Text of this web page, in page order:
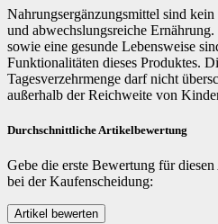
Nahrungsergänzungsmittel sind
und abwechslungsreiche
sowie eine gesunde Lebensweise
Funktionalitäten dieses Produktes.
Tagesverzehrmenge darf nicht
außerhalb der Reichweite von
Durchschnittliche Artikelbewertung
Gebe die erste Bewertung für
bei der Kaufenscheidung: